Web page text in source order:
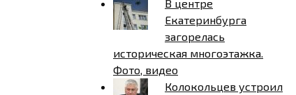
В центре
Екатеринбурга
загорелась
историческая многоэтажка.
Фото, видео
Колокольцев устроил